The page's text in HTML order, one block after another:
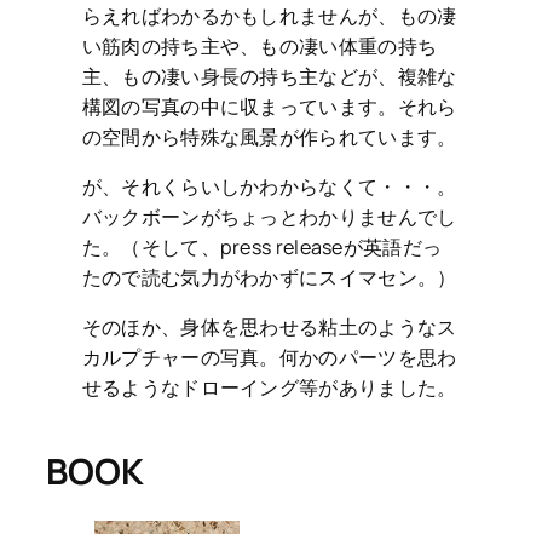
らえればわかるかもしれませんが、もの凄
い筋肉の持ち主や、もの凄い体重の持ち
主、もの凄い身長の持ち主などが、複雑な
構図の写真の中に収まっています。それら
の空間から特殊な風景が作られています。
が、それくらいしかわからなくて・・・。
バックボーンがちょっとわかりませんでし
た。（そして、press releaseが英語だっ
たので読む気力がわかずにスイマセン。）
そのほか、身体を思わせる粘土のようなス
カルプチャーの写真。何かのパーツを思わ
せるようなドローイング等がありました。
BOOK